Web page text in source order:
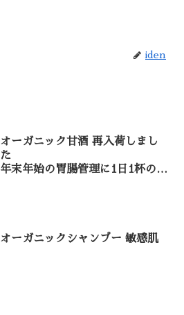
iden
オーガニック甘酒 再入荷しまし
た
年末年始の胃腸管理に1日1杯の
オーガニックシャンプー 敏感肌